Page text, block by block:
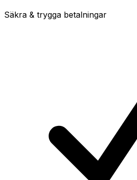
Säkra & trygga betalningar